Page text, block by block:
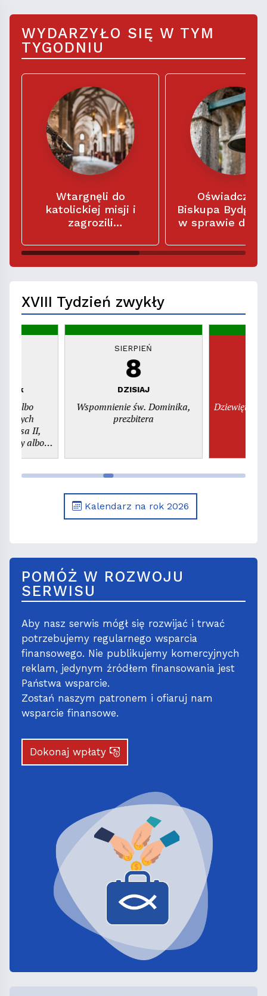
WYDARZYŁO SIĘ W TYM
TYGODNIU
Wtargnęli do
katolickiej misji i
zagrozili
siedem dni na
Biskupa
w sprawie
parafialnym
XVIII Tydzień zwykły
albo
albo
SIERPIEŃ
8
DZISIAJ
Wspomnienie św. Dominika,
prezbitera
Kalendarz na rok 2026
POMÓŻ W ROZWOJU
SERWISU
Aby nasz serwis mógł się rozwijać i trwać
potrzebujemy regularnego wsparcia
finansowego. Nie publikujemy komercyjnych
reklam, jedynym źródłem finansowania jest
Państwa wsparcie.
Zostań naszym patronem i ofiaruj nam
wsparcie finansowe.
Dokonaj wpłaty